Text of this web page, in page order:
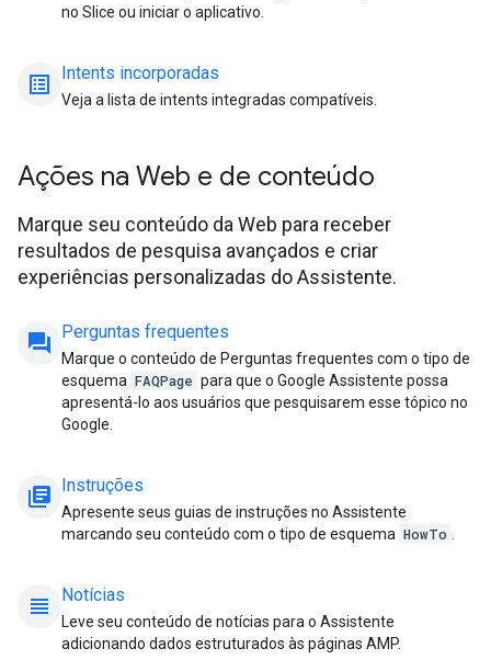
no Slice ou iniciar o aplicativo.
list_alt Intents incorporadas
Veja a lista de intents integradas compatíveis.
Ações na Web e de conteúdo
Marque seu conteúdo da Web para receber
resultados de pesquisa avançados e criar
experiências personalizadas do Assistente.
question_answer Perguntas frequentes
Marque o conteúdo de Perguntas frequentes com o tipo de
esquema FAQPage para que o Google Assistente possa
apresentá-lo aos usuários que pesquisarem esse tópico no
Google.
library_books Instruções
Apresente seus guias de instruções no Assistente
marcando seu conteúdo com o tipo de esquema HowTo
view_headline Notícias
Leve seu conteúdo de notícias para o Assistente
adicionando dados estruturados às páginas AMP.